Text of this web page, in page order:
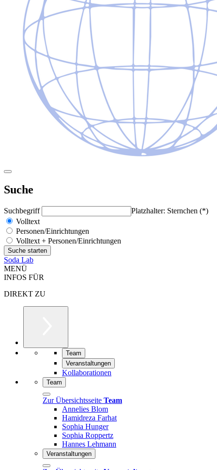
Suche
Suchbegriff
Platzhalter: Sternchen (*)
Volltext
Personen/Einrichtungen
Volltext + Personen/Einrichtungen
Soda Lab
MENÜ
INFOS FÜR
DIREKT ZU
Team
Veranstaltungen
Kollaborationen
Team
Zur Übersichtsseite Team
Annelies Blom
Hamidreza Farhat
Sophia Hunger
Sophia Roppertz
Hannes Lehmann
Veranstaltungen